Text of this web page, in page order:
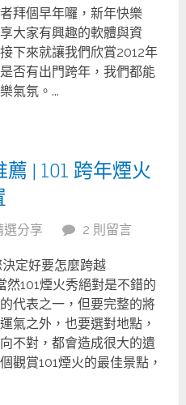
拜個早年囉，新年快樂
大家有興趣的軟體與資
下來就讓我們欣賞2012年
否有出門跨年，我們都能
氣氛。...
| 101 跨年煙火
選分享 2 則留言
定好要怎麼跨越
然101煙火秀絕對是不錯的
代表之一，但要完整的將
氣之外，也要選對地點，
不對，都會造成很大的遺
觀賞101煙火的最佳景點，